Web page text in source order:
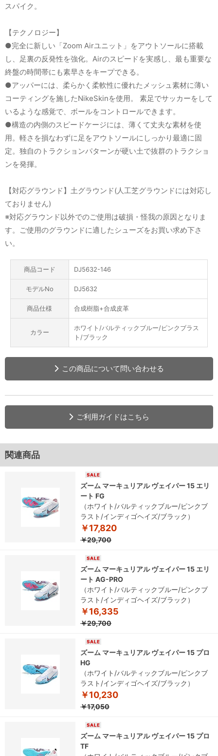
スパイク。
【テクノロジー】
●完全に新しい「Zoom Airユニット」をアウトソールに搭載
し、足裏の反発性を強化。Airのスピードを実感し、最も重要な
終盤の時間帯にも素早さをキープできる。
●アッパーには、柔らかく柔軟性に優れたメッシュ素材に薄い
コーティングを施したNikeSkinを使用。 素足でサッカーをして
いるような感覚で、ボールをコントロールできます。
●構造の内側のスピードケージには、薄くて丈夫な素材を使
用。軽さを損なわずに足をアウトソールにしっかり最適に固
定。独自のトラクションパターンが硬い土で抜群のトラクショ
ンを発揮。
【対応グラウンド】土グラウンド(人工芝グラウンドには対応し
ておりません)
※対応グラウンド以外でのご使用は破損・怪我の原因となりま
す。ご使用のグラウンドに適したシューズをお買い求め下さ
い。
商品コード DJ5632-146
モデルNo DJ5632
商品仕様 合成樹脂+合成皮革
カラー
ホワイト/バルティックブルー/ピンクブラス
ト/ブラック
この商品について問い合わせる
ご利用ガイドはこちら
関連商品
ズーム マーキュリアル ヴェイパー 15 エリ
ート FG
（ホワイト/バルティックブルー/ピンクブ
ラスト/インディゴヘイズ/ブラック）
￥17,820
￥29,700
ズーム マーキュリアル ヴェイパー 15 エリ
ート AG-PRO
（ホワイト/バルティックブルー/ピンクブ
ラスト/インディゴヘイズ/ブラック）
￥16,335
￥29,700
ズーム マーキュリアル ヴェイパー 15 プロ
HG
（ホワイト/バルティックブルー/ピンクブ
ラスト/インディゴヘイズ/ブラック）
￥10,230
￥17,050
ズーム マーキュリアル ヴェイパー 15 プロ
TF